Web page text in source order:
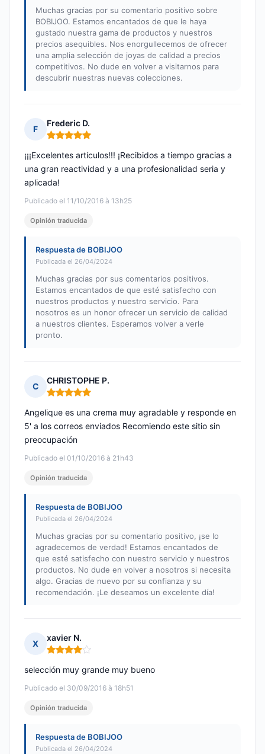
Muchas gracias por su comentario positivo sobre
BOBIJOO. Estamos encantados de que le haya
gustado nuestra gama de productos y nuestros
precios asequibles. Nos enorgullecemos de ofrecer
una amplia selección de joyas de calidad a precios
competitivos. No dude en volver a visitarnos para
descubrir nuestras nuevas colecciones.
F
Frederic D.
Nota: 5 de 5
Publicado el 11/10/2016 à 13h25
¡¡¡Excelentes artículos!!! ¡Recibidos a tiempo gracias a
una gran reactividad y a una profesionalidad seria y
aplicada!
Opinión traducida
Respuesta de BOBIJOO
Publicada el 26/04/2024
Muchas gracias por sus comentarios positivos.
Estamos encantados de que esté satisfecho con
nuestros productos y nuestro servicio. Para
nosotros es un honor ofrecer un servicio de calidad
a nuestros clientes. Esperamos volver a verle
pronto.
C
CHRISTOPHE P.
Nota: 5 de 5
Publicado el 01/10/2016 à 21h43
Angelique es una crema muy agradable y responde en
5' a los correos enviados Recomiendo este sitio sin
preocupación
Opinión traducida
Respuesta de BOBIJOO
Publicada el 26/04/2024
Muchas gracias por su comentario positivo, ¡se lo
agradecemos de verdad! Estamos encantados de
que esté satisfecho con nuestro servicio y nuestros
productos. No dude en volver a nosotros si necesita
algo. Gracias de nuevo por su confianza y su
recomendación. ¡Le deseamos un excelente día!
X
xavier N.
Nota: 4 de 5
Publicado el 30/09/2016 à 18h51
selección muy grande muy bueno
Opinión traducida
Respuesta de BOBIJOO
Publicada el 26/04/2024